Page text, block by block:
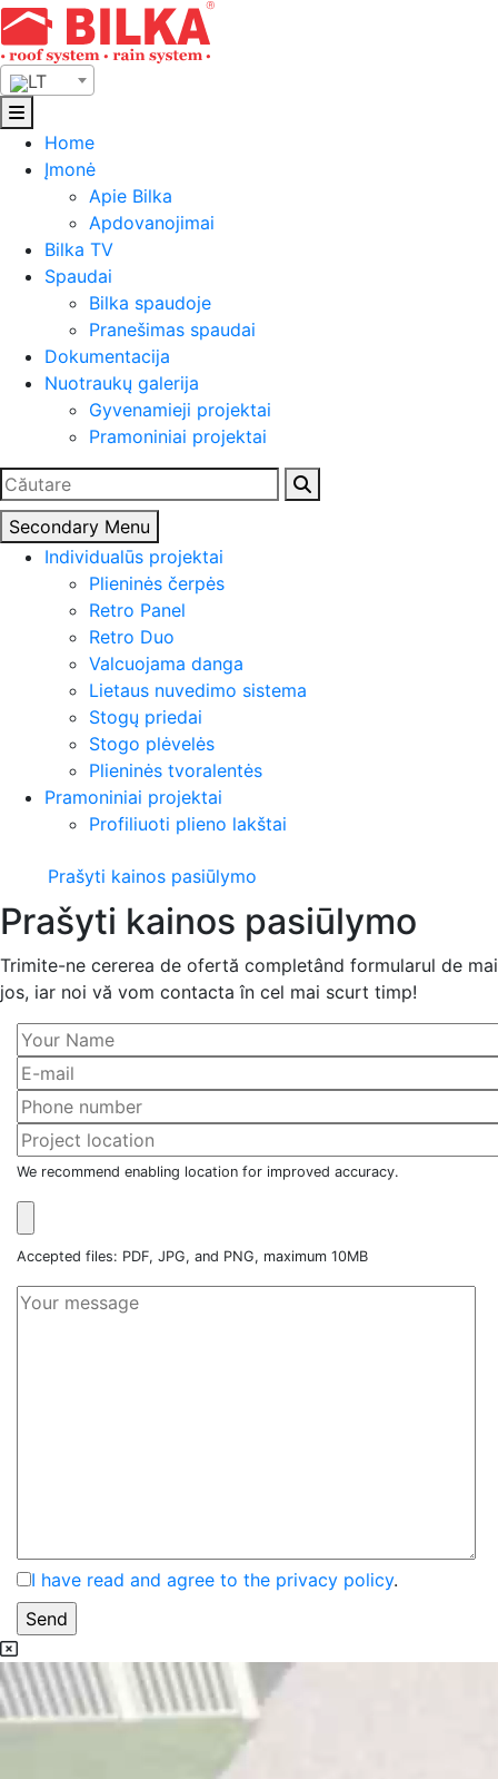
Skip
to
content
LT
Home
Įmonė
Apie Bilka
Apdovanojimai
Bilka TV
Spaudai
Bilka spaudoje
Pranešimas spaudai
Dokumentacija
Nuotraukų galerija
Gyvenamieji projektai
Pramoniniai projektai
Ieškoti:
Secondary Menu
Individualūs projektai
Plieninės čerpės
Retro Panel
Retro Duo
Valcuojama danga
Lietaus nuvedimo sistema
Stogų priedai
Stogo plėvelės
Plieninės tvoralentės
Pramoniniai projektai
Profiliuoti plieno lakštai
Prašyti kainos pasiūlymo
Prašyti kainos pasiūlymo
Trimite-ne cererea de ofertă completând formularul de mai
jos, iar noi vă vom contacta în cel mai scurt timp!
We recommend enabling location for improved accuracy.
Accepted files: PDF, JPG, and PNG, maximum 10MB
I have read and agree to the privacy policy.